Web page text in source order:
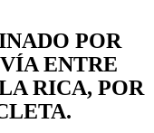
POR
ENTRE
RICA, POR